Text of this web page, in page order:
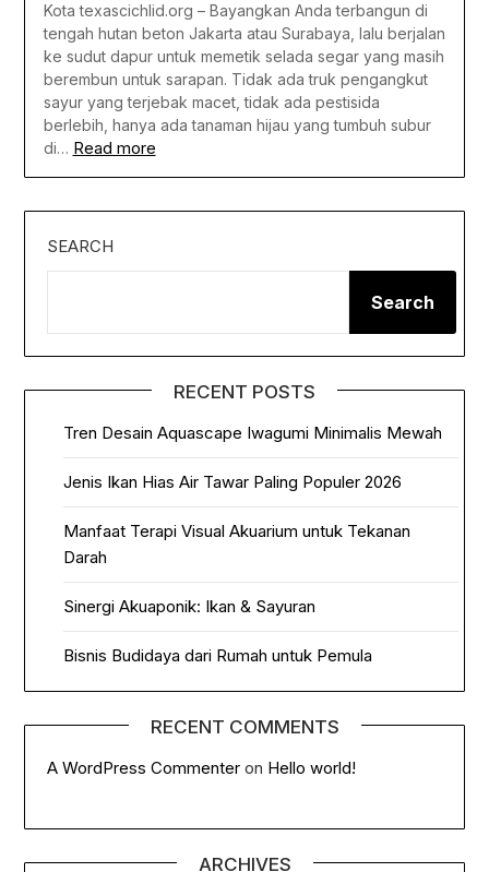
Kota texascichlid.org – Bayangkan Anda terbangun di
tengah hutan beton Jakarta atau Surabaya, lalu berjalan
ke sudut dapur untuk memetik selada segar yang masih
berembun untuk sarapan. Tidak ada truk pengangkut
sayur yang terjebak macet, tidak ada pestisida
berlebih, hanya ada tanaman hijau yang tumbuh subur
di… Read more
SEARCH
Search
RECENT POSTS
Tren Desain Aquascape Iwagumi Minimalis Mewah
Jenis Ikan Hias Air Tawar Paling Populer 2026
Manfaat Terapi Visual Akuarium untuk Tekanan
Darah
Sinergi Akuaponik: Ikan & Sayuran
Bisnis Budidaya dari Rumah untuk Pemula
RECENT COMMENTS
A WordPress Commenter on Hello world!
ARCHIVES